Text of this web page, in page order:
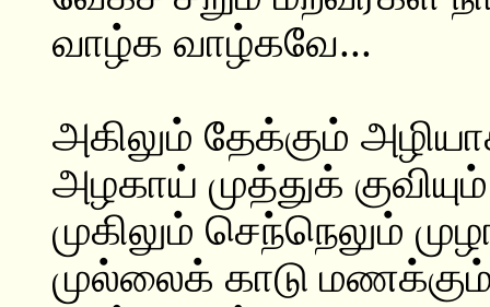
வாழ்க வாழ்கவே...
அகிலும் தேக்கும்
அழகாய் முத்துக்
முகிலும் செந்நெலும்
முல்லைக் காடு மணக்கும்